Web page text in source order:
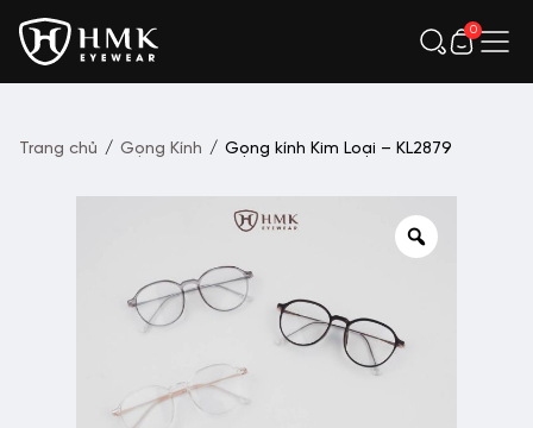
0
Trang chủ / Gọng Kính / Gọng kính Kim Loại – KL2879